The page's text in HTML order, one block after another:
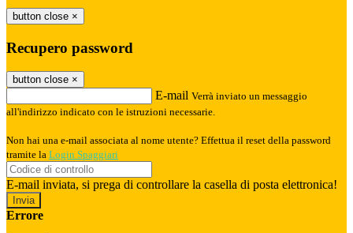
button close ×
Recupero password
button close ×
E-mail Verrà inviato un messaggio
all'indirizzo indicato con le istruzioni necessarie.
Non hai una e-mail associata al nome utente? Effettua il reset della password
tramite la Login Spaggiari
E-mail inviata, si prega di controllare la casella di posta elettronica!
Errore